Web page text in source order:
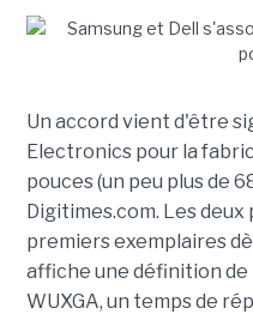
Un accord vient d'être
Electronics pour la
pouces (un peu plus de
Digitimes.com. Les
premiers exemplaires
affiche une définition de
WUXGA, un temps de